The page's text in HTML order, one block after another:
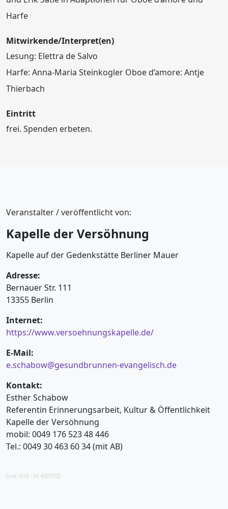
Harfe
Mitwirkende/Interpret(en)
Lesung: Elettra de Salvo
Harfe: Anna-Maria Steinkogler Oboe d’amore: Antje
Thierbach
Eintritt
frei. Spenden erbeten.
Veranstalter / veröffentlicht von:
Kapelle der Versöhnung
Kapelle auf der Gedenkstätte Berliner Mauer
Adresse:
Bernauer Str. 111
13355 Berlin
Internet:
https://www.versoehnungskapelle.de/
E-Mail:
e.schabow@gesundbrunnen-evangelisch.de
Kontakt:
Esther Schabow
Referentin Erinnerungsarbeit, Kultur & Öffentlichkeit
Kapelle der Versöhnung
mobil: 0049 176 523 48 446
Tel.: 0049 30 463 60 34 (mit AB)
[vid: 618 - id 400772]